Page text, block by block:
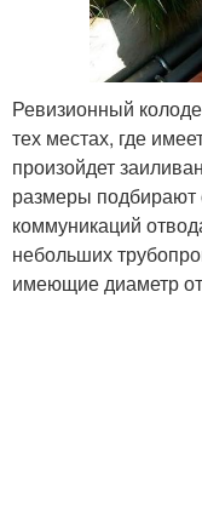
Ревизионный
тех местах, где
произойдет
размеры подбирают
коммуникаций
небольших
имеющие диаметр